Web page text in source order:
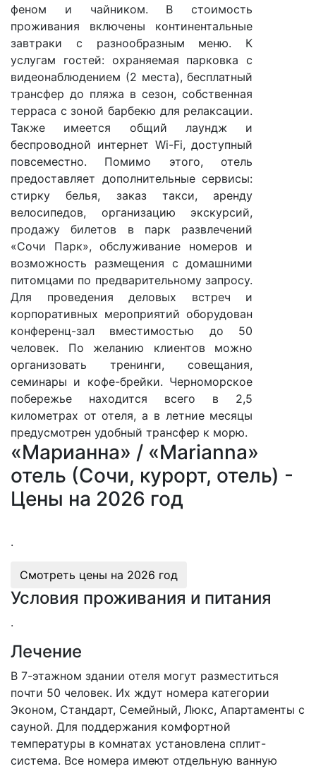
феном и чайником. В стоимость
проживания включены континентальные
завтраки с разнообразным меню. К
услугам гостей: охраняемая парковка с
видеонаблюдением (2 места), бесплатный
трансфер до пляжа в сезон, собственная
терраса с зоной барбекю для релаксации.
Также имеется общий лаундж и
беспроводной интернет Wi-Fi, доступный
повсеместно. Помимо этого, отель
предоставляет дополнительные сервисы:
стирку белья, заказ такси, аренду
велосипедов, организацию экскурсий,
продажу билетов в парк развлечений
«Сочи Парк», обслуживание номеров и
возможность размещения с домашними
питомцами по предварительному запросу.
Для проведения деловых встреч и
корпоративных мероприятий оборудован
конференц-зал вместимостью до 50
человек. По желанию клиентов можно
организовать тренинги, совещания,
семинары и кофе-брейки. Черноморское
побережье находится всего в 2,5
километрах от отеля, а в летние месяцы
предусмотрен удобный трансфер к морю.
«Марианна» / «Marianna»
отель (Сочи, курорт, отель) -
Цены на 2026 год
.
Смотреть цены на 2026 год
Условия проживания и питания
.
Лечение
В 7-этажном здании отеля могут разместиться
почти 50 человек. Их ждут номера категории
Эконом, Стандарт, Семейный, Люкс, Апартаменты с
сауной. Для поддержания комфортной
температуры в комнатах установлена сплит-
система. Все номера имеют отдельную ванную